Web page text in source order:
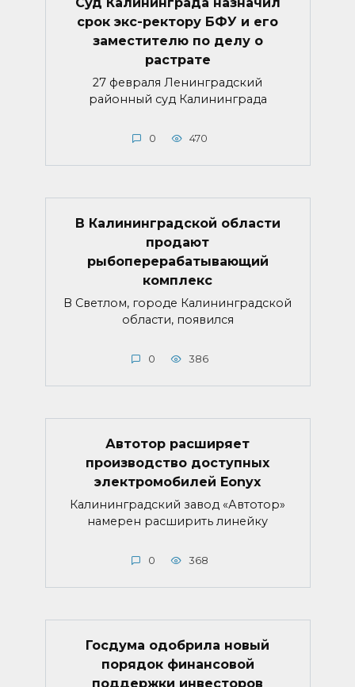
срок экс-ректору БФУ и его
заместителю по делу о
растрате
27 февраля Ленинградский
районный суд Калининграда
0 470
В Калининградской области
продают
рыбоперерабатывающий
комплекс
В Светлом, городе Калининградской
области, появился
0 386
Автотор расширяет
производство доступных
электромобилей Eonyx
Калининградский завод «Автотор»
намерен расширить линейку
0 368
Госдума одобрила новый
порядок финансовой
поддержки инвесторов